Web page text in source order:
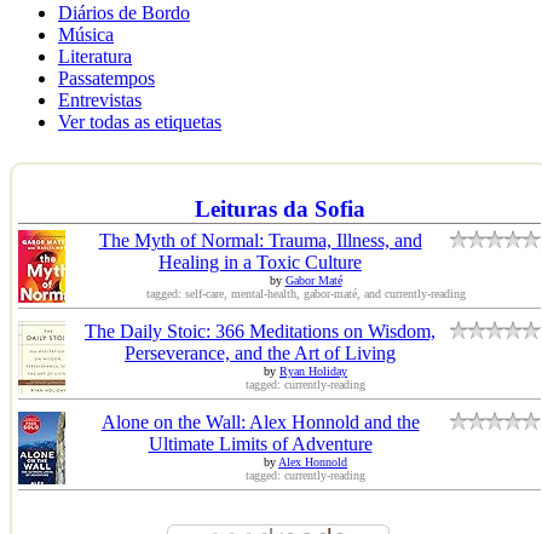
Diários de Bordo
Música
Literatura
Passatempos
Entrevistas
Ver todas as etiquetas
Leituras da Sofia
The Myth of Normal: Trauma, Illness, and
Healing in a Toxic Culture
by Gabor Maté
tagged: self-care, mental-health, gabor-maté, and currently-reading
The Daily Stoic: 366 Meditations on Wisdom,
Perseverance, and the Art of Living
by Ryan Holiday
tagged: currently-reading
Alone on the Wall: Alex Honnold and the
Ultimate Limits of Adventure
byAlex Honnold
tagged: currently-reading